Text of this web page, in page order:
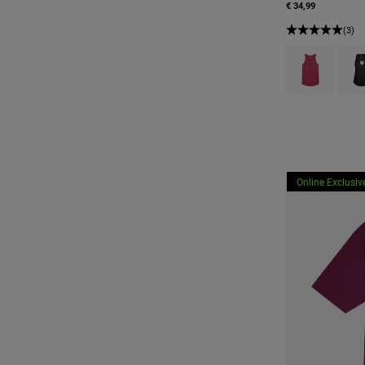
€ 34,99
(3)
Product
Online